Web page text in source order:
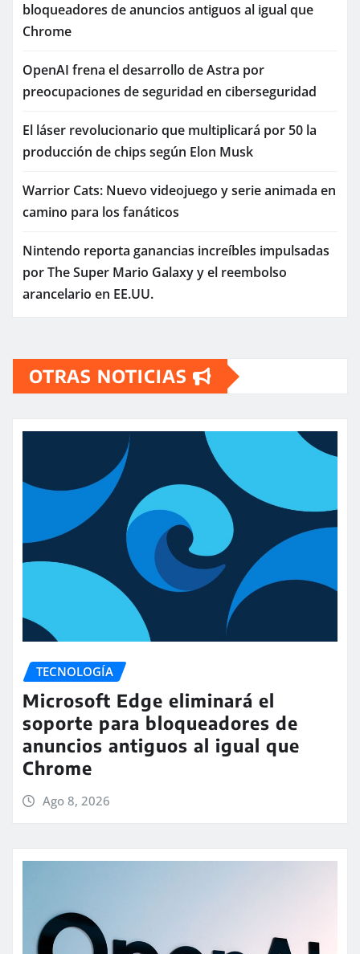
bloqueadores de anuncios antiguos al igual que
Chrome
OpenAI frena el desarrollo de Astra por
preocupaciones de seguridad en ciberseguridad
El láser revolucionario que multiplicará por 50 la
producción de chips según Elon Musk
Warrior Cats: Nuevo videojuego y serie animada en
camino para los fanáticos
Nintendo reporta ganancias increíbles impulsadas
por The Super Mario Galaxy y el reembolso
arancelario en EE.UU.
OTRAS NOTICIAS
TECNOLOGÍA
Microsoft Edge eliminará el
soporte para bloqueadores de
anuncios antiguos al igual que
Chrome
Ago 8, 2026